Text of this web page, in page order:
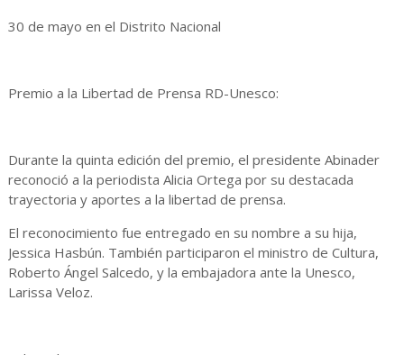
30 de mayo en el Distrito Nacional
Premio a la Libertad de Prensa RD-Unesco:
Durante la quinta edición del premio, el presidente Abinader
reconoció a la periodista Alicia Ortega por su destacada
trayectoria y aportes a la libertad de prensa.
El reconocimiento fue entregado en su nombre a su hija,
Jessica Hasbún. También participaron el ministro de Cultura,
Roberto Ángel Salcedo, y la embajadora ante la Unesco,
Larissa Veloz.